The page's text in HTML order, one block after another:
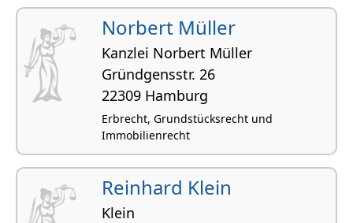
Steuerrecht,
Norbert Müller
Kanzlei Norbert Müller
Gründgensstr. 26
22309 Hamburg
Erbrecht, Grundstücksrecht und
Immobilienrecht
Reinhard Klein
Klein